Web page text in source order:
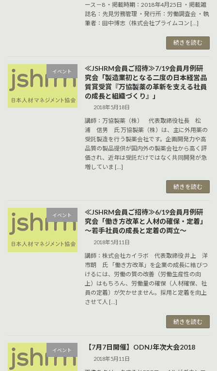
ース－8 ・掲載時期：2018年4月25日 ・掲載雑
誌名：先見労務管理 ・発行所：労働調査会 ・執
筆者：田中博志（株式会社プライムコン […]
続きを読む
イベント
≪JSHRM会員ご招待≫7/19会員月例研
究会「製造業初となる二度の日本経営品
質賞受賞『万協製薬の革新を支える社員
の成長と組織づくり』」
2018年5月18日
講師：万協製薬（株） 代表取締役社長 松
浦 信男 氏 万協製薬（株）は、主に外用薬の
受託製造を行う製薬会社です。企画開発力や高
品質の製品提供が国内外の製薬会社から高く評
価され、近年は受託だけではなく共同開発が急
増していま […]
続きを読む
イベント
≪JSHRM会員ご招待≫6/19会員月例研
究会「働き方改革と人材の確保・定着」
～若手社員の成長と定着の両立～
2018年5月11日
講師：株式会社カイラボ 代表取締役 井上 洋
市朗 氏 「働き方改革」を企業の成長に結びつ
けるには、労働の質の改善（労働生産性の向
上）はもちろん、労働量の確保（人材確保、社
員の定着）が欠かせません。採用と定着を向上
させて人 […]
続きを読む
イベント 【7月7日開催】ODNJ年次大会2018
2018年5月11日